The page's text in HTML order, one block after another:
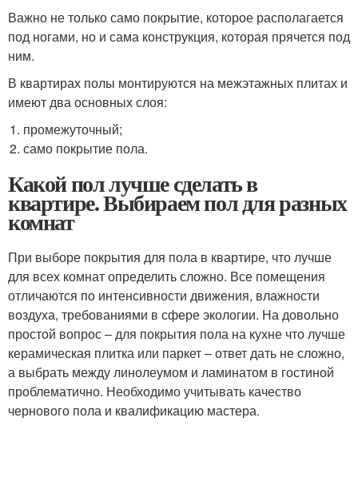
Важно не только само покрытие, которое располагается
под ногами, но и сама конструкция, которая прячется под
ним.
В квартирах полы монтируются на межэтажных плитах и
имеют два основных слоя:
промежуточный;
само покрытие пола.
Какой пол лучше сделать в
квартире. Выбираем пол для разных
комнат
При выборе покрытия для пола в квартире, что лучше
для всех комнат определить сложно. Все помещения
отличаются по интенсивности движения, влажности
воздуха, требованиями в сфере экологии. На довольно
простой вопрос – для покрытия пола на кухне что лучше
керамическая плитка или паркет – ответ дать не сложно,
а выбрать между линолеумом и ламинатом в гостиной
проблематично. Необходимо учитывать качество
чернового пола и квалификацию мастера.